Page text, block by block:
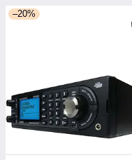
–20%